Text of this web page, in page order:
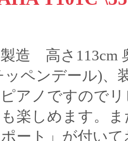
造 高さ113cm
ッペンデール)、
アノですので
楽しめます。
ート」が付い